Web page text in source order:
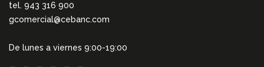
tel. 943 316 900
gcomercial@cebanc.com
De lunes a viernes 9:00-19:00